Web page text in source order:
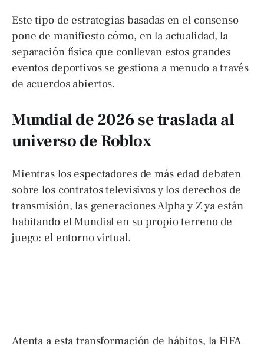
Este tipo de estrategias basadas en el consenso
pone de manifiesto cómo, en la actualidad, la
separación física que conllevan estos grandes
eventos deportivos se gestiona a menudo a través
de acuerdos abiertos.
Mundial de 2026 se traslada al
universo de Roblox
Mientras los espectadores de más edad debaten
sobre los contratos televisivos y los derechos de
transmisión, las generaciones Alpha y Z ya están
habitando el Mundial en su propio terreno de
juego: el entorno virtual.
Atenta a esta transformación de hábitos, la FIFA